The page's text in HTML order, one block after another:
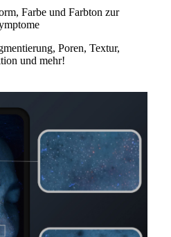
Farbe und Farbton zur
Poren, Textur,
und mehr!